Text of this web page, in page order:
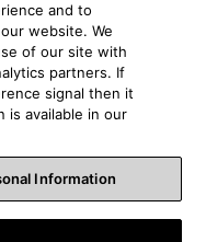
and to
website. We
of our site with
partners. If
signal then it
is available in our
Information